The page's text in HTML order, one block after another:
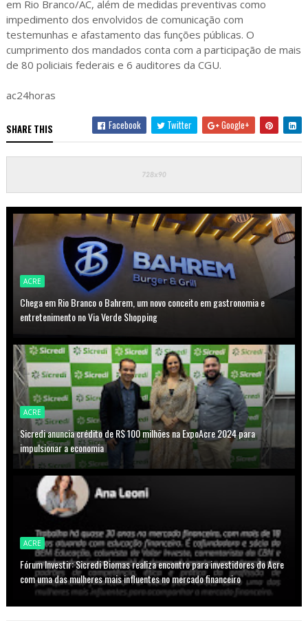
em Rio Branco/AC, além de medidas preventivas como
impedimento dos envolvidos de comunicação com
testemunhas e afastamento das funções públicas. O
cumprimento dos mandados conta com a participação de mais
de 80 policiais federais e 6 auditores da CGU.
ac24horas
SHARE THIS Facebook Twitter Google+
ACRE
Chega em Rio Branco o Bahrem, um novo conceito em gastronomia e
entretenimento no Via Verde Shopping
ACRE
Sicredi anuncia crédito de R$ 100 milhões na ExpoAcre 2024 para
impulsionar a economia
ACRE
Fórum Investir: Sicredi Biomas realiza encontro para investidores do Acre
com uma das mulheres mais influentes no mercado financeiro